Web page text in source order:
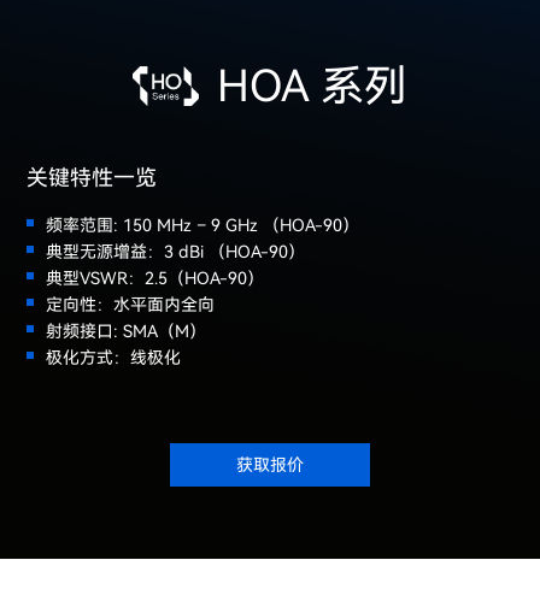
HOA 系列
关键特性一览
频率范围: 150 MHz – 9 GHz （HOA-90）
典型无源增益：3 dBi （HOA-90）
典型VSWR：2.5（HOA-90）
定向性：水平面内全向
射频接口: SMA（M）
极化方式：线极化
获取报价